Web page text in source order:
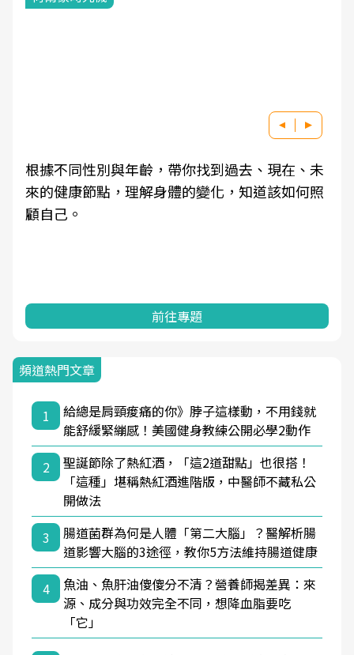
根據不同性別與年齡，帶你找到過去、現在、未
來的健康節點，理解身體的變化，知道該如何照
顧自己。
前往專題
頻道熱門文章
1
給總是肩頸痠痛的你》脖子這樣動，不用錢就
能舒緩緊繃感！美國健身教練公開必學2動作
2
聖誕節除了熱紅酒，「這2道甜點」也很搭！
「這種」堪稱熱紅酒進階版，中醫師不藏私公
開做法
3
腸道菌群為何是人體「第二大腦」？醫解析腸
道影響大腦的3途徑，教你5方法維持腸道健康
4
魚油、魚肝油傻傻分不清？營養師揭差異：來
源、成分與功效完全不同，想降血脂要吃
「它」